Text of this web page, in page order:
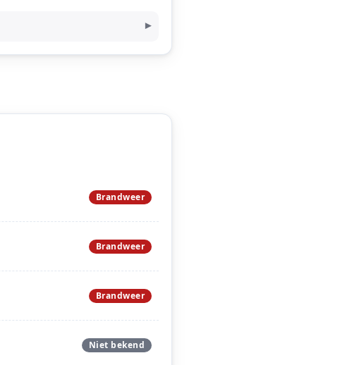
Brandweer
Brandweer
Brandweer
Niet bekend